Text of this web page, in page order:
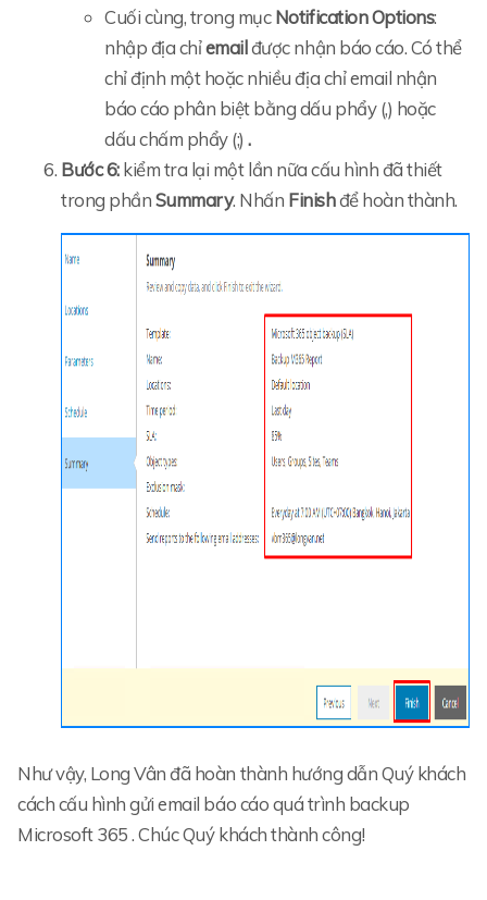
Cuối cùng, trong mụcNotification Options:
nhập địa chỉemailđược nhận báo cáo. Có thể
chỉ định một hoặc nhiều địa chỉ email nhận
báo cáo phân biệt bằng dấu phẩy (,) hoặc
dấu chấm phẩy (;).
Bước 6:kiểm tra lại một lần nữa cấu hình đã thiết
trong phầnSummary. Nhấn Finishđể hoàn thành.
Như vậy, Long Vân đã hoàn thành hướng dẫn Quý khách
cách cấu hình gửi email báo cáo quá trình backup
Microsoft 365 . Chúc Quý khách thành công!